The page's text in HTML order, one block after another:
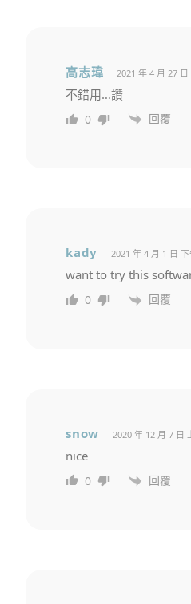
高志瑋 2021 年 4 月 27
不錯用…讚
0 回覆
kady 2021 年 4 月 1 日
want to try this
0 回覆
snow 2020 年 12 月 7 日
nice
0 回覆